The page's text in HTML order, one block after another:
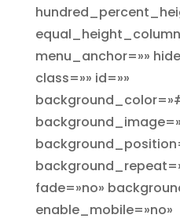
menu_anchor=»»
class=»» id=»»
fade=»no»
enable_mobile=»no»